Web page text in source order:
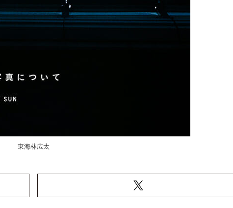
東海林広太